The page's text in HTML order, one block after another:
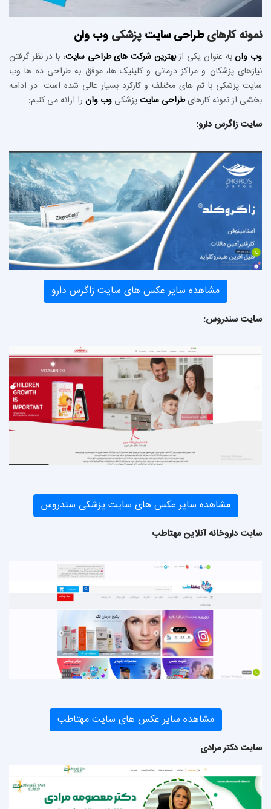
نمونه کارهایطراحی سایت پزشکی وب وان
وب وانبه عنوان یکی ازبهترین شرکت های طراحی سایت، با در نظر گرفتن
نیازهای پزشکان و مراکز درمانی و کلینیک ها،‌ موفق به طراحی ده ها وب
سایت پزشکی با تم های مختلف و کارکرد بسیار عالی شده است. در ادامه
بخشی از نمونه کارهایطراحی سایتپزشکی وب وان را ارائه می کنیم:
سایت زاگرس دارو:
مشاهده سایر عکس های سایت زاگرس دارو
سایت سندروس:
مشاهده سایر عکس های سایت پزشکی سندروس
سایت داروخانه آنلاین مهتاطب
مشاهده سایر عکس های سایت مهتاطب
سایت دکتر مرادی